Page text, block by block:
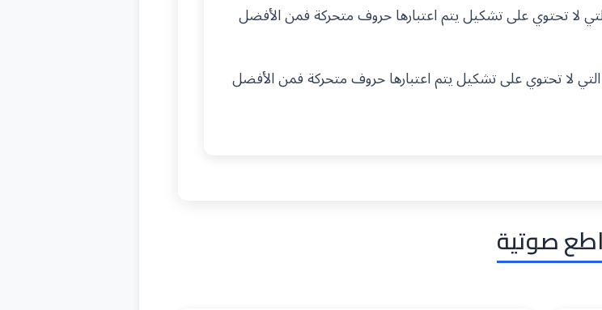
تحتوي على تشكيل يتم اعتبارها حروف متحركة فمن الأفضل
تحتوي على تشكيل يتم اعتبارها حروف متحركة فمن الأفضل
صوتية